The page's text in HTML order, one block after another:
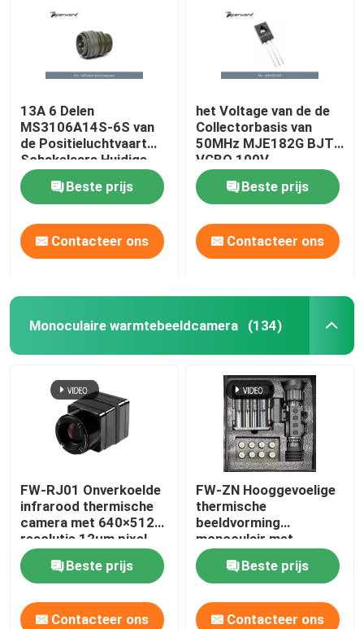
Thuis
Video's
Over ons
Kwaliteitscontrole
Neem contact met ons op
Nieuws
13A 6 Delen
MS3106A14S-6S van
de Positieluchtvaart
Schakelaars Huidige
Classificatie 13A
Beste prijs
Contacteer ons
het Voltage van de de
Collectorbasis van
50MHz MJE182G BJT
VCBO 100V
Beste prijs
Contacteer ons
Monoculaire warmtebeeldcamera (134)
FW-RJ01 Onverkoelde
infrarood thermische
camera met 640×512
resolutie 12μm pixel
pitch en ≤40mk NETD
voor industriële
detectie
Beste prijs
Contacteer ons
FW-ZN Hooggevoelige
thermische
beeldvorming
monoculair met
ongecooide
microbolometer
sensor type en 1000m
detectiebereik
Beste prijs
Contacteer ons